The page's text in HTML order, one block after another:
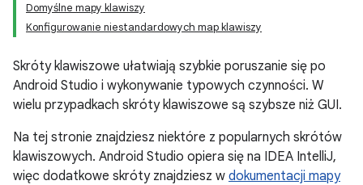
Domyślne mapy klawiszy
Konfigurowanie niestandardowych map klawiszy
Skróty klawiszowe ułatwiają szybkie poruszanie się po
Android Studio i wykonywanie typowych czynności. W
wielu przypadkach skróty klawiszowe są szybsze niż GUI.
Na tej stronie znajdziesz niektóre z popularnych skrótów
klawiszowych. Android Studio opiera się na IDEA IntelliJ,
więc dodatkowe skróty znajdziesz w dokumentacji mapy